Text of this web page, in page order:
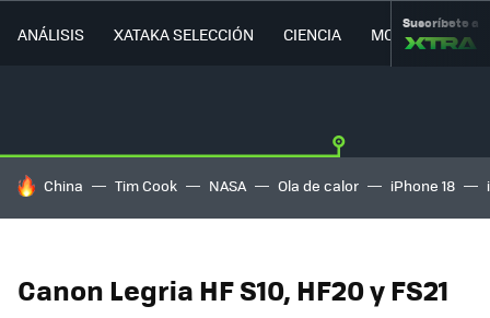
ANÁLISIS XATAKA SELECCIÓN CIENCIA MOVILIDAD
Suscríbete a
HOY SE HABLA DE
China Tim Cook NASA Ola de calor iPhone 18
Canon Legria HF S10, HF20 y FS21